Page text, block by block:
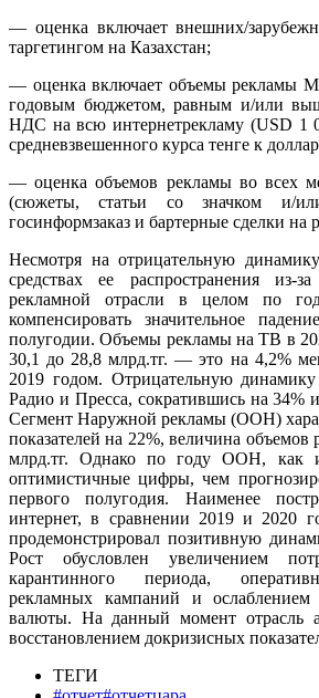
— оценка включает внешних/
таргетингом на Казахстан;
— оценка включает объемы рекламы
годовым бюджетом, равным и/или
НДС на всю интернетрекламу (USD 1
средневзвешенного курса тенге к
— оценка объемов рекламы во всех
(сюжеты, статьи со значком и/
госинформзаказ и бартерные сделки на
Несмотря на отрицательную
средствах ее распространения из-
рекламной отрасли в целом по
компенсировать значительное
полугодии. Объемы рекламы на ТВ в
30,1 до 28,8 млрд.тг. — это на 4,2%
2019 годом. Отрицательную динамику
Радио и Пресса, сократившись на 34%
Сегмент Наружной рекламы (ООН)
показателей на 22%, величина объемов
млрд.тг. Однако по году ООН, как
оптимистичные цифры, чем
первого полугодия. Наименее
интернет, в сравнении 2019 и 2020
продемонстрировал позитивную
Рост обусловлен увеличением
карантинного периода,
рекламных кампаний и ослаблением
валюты. На данный момент отрасль
восстановлением докризисных
ТЕГИ